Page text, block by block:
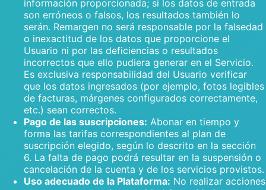
información proporcionada; si los datos de entrada
son erróneos o falsos, los resultados también lo
serán. Remargen no será responsable por la falsedad
o inexactitud de los datos que proporcione el
Usuario ni por las deficiencias o resultados
incorrectos que ello pudiera generar en el Servicio.
Es exclusiva responsabilidad del Usuario verificar
que los datos ingresados (por ejemplo, fotos legibles
de facturas, márgenes configurados correctamente,
etc.) sean correctos.
Pago de las suscripciones: Abonar en tiempo y
forma las tarifas correspondientes al plan de
suscripción elegido, según lo descrito en la sección
6. La falta de pago podrá resultar en la suspensión o
cancelación de la cuenta y de los servicios provistos.
Uso adecuado de la Plataforma: No realizar acciones